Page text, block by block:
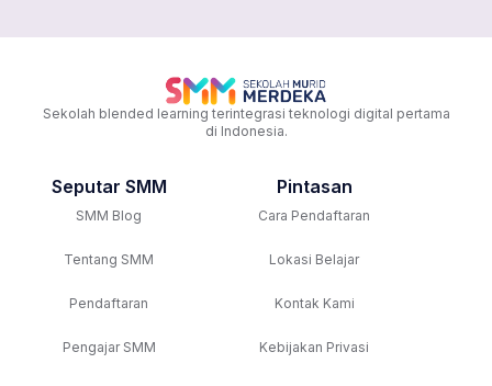
Sekolah blended learning terintegrasi teknologi digital pertama
di Indonesia.
Seputar SMM
SMM Blog
Tentang SMM
Pendaftaran
Pengajar SMM
Pintasan
Cara Pendaftaran
Lokasi Belajar
Kontak Kami
Kebijakan Privasi